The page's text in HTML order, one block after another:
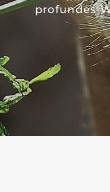
profundes